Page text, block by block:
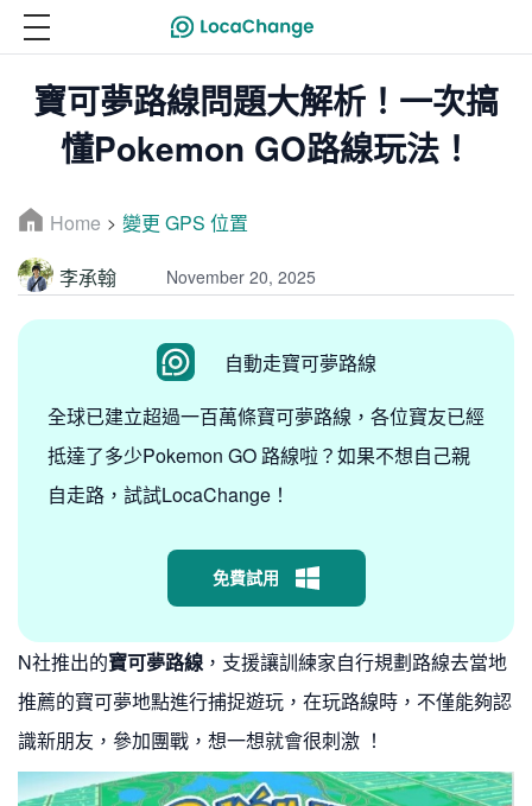
寶可夢路線問題大解析！一次搞
懂Pokemon GO路線玩法！
Home > 變更 GPS 位置
李承翰 November 20, 2025
自動走寶可夢路線
全球已建立超過一百萬條寶可夢路線，各位寶友已經
抵達了多少Pokemon GO 路線啦？如果不想自己親
自走路，試試LocaChange！
免費試用
N社推出的寶可夢路線 ，支援讓訓練家自行規劃路線去當地
推薦的寶可夢地點進行捕捉遊玩，在玩路線時，不僅能夠認
識新朋友，參加團戰，想一想就會很刺激 ！